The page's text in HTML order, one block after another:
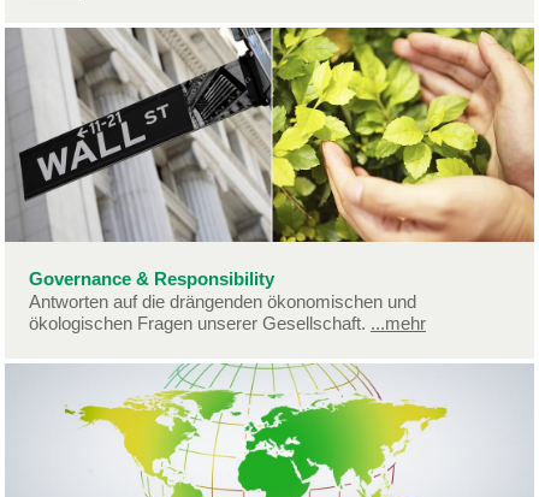
Governance & Responsibility
Antworten auf die drängenden ökonomischen und
ökologischen Fragen unserer Gesellschaft. ...mehr